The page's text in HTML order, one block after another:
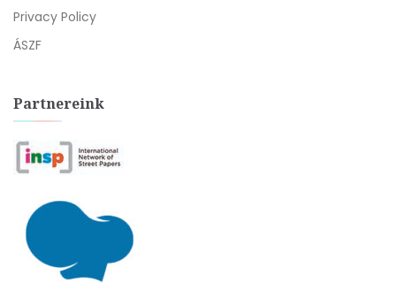
Privacy Policy
ÁSZF
Partnereink